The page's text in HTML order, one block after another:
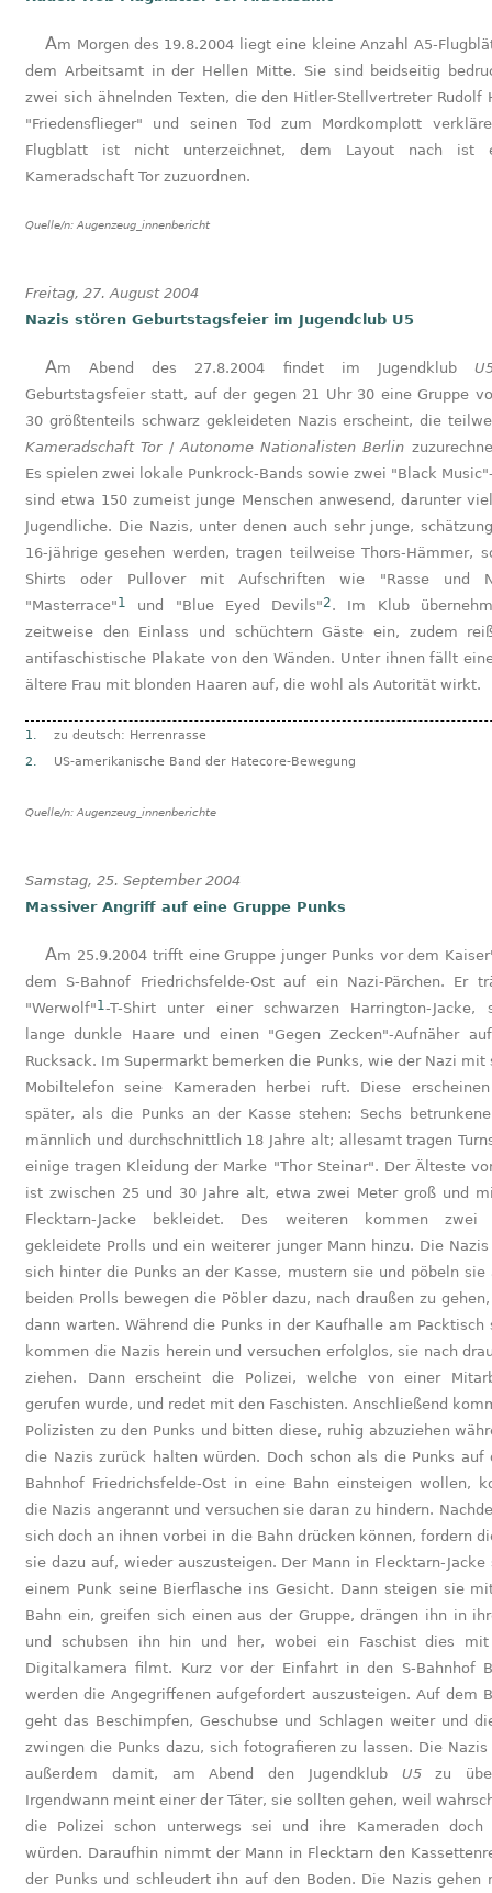
Am Morgen des 19.8.2004 liegt eine kleine Anzahl A5-Flugblätter vor
dem Arbeitsamt in der Hellen Mitte. Sie sind beidseitig
zwei sich ähnelnden Texten, die den Hitler-Stellvertreter Rudolf
"Friedensflieger" und seinen Tod zum Mordkomplott
Flugblatt ist nicht unterzeichnet, dem Layout nach ist
Kameradschaft Tor zuzuordnen.
Quelle/n: Augenzeug_innenbericht
Freitag, 27. August 2004
Nazis stören Geburtstagsfeier im Jugendclub U5
Am Abend des 27.8.2004 findet im Jugendklub
Geburtstagsfeier statt, auf der gegen 21 Uhr 30 eine Gruppe
30 größtenteils schwarz gekleideten Nazis erscheint, die
Kameradschaft Tor/Autonome Nationalisten Berlin
Es spielen zwei lokale Punkrock-Bands sowie zwei "Black Music"-
sind etwa 150 zumeist junge Menschen anwesend, darunter
Jugendliche. Die Nazis, unter denen auch sehr junge,
16-jährige gesehen werden, tragen teilweise Thors-Hämmer,
Shirts oder Pullover mit Aufschriften wie "Rasse und
"Masterrace"1 und "Blue Eyed Devils"2. Im Klub
zeitweise den Einlass und schüchtern Gäste ein, zudem
antifaschistische Plakate von den Wänden. Unter ihnen fällt
ältere Frau mit blonden Haaren auf, die wohl als Autorität wirkt.
1.
zu deutsch: Herrenrasse
2.
US-amerikanische Band der Hatecore-Bewegung
Quelle/n: Augenzeug_innenberichte
Samstag, 25. September 2004
Massiver Angriff auf eine Gruppe Punks
Am 25.9.2004 trifft eine Gruppe junger Punks vor dem Kaiser's nahe
dem S-Bahnof Friedrichsfelde-Ost auf ein Nazi-Pärchen. Er
"Werwolf"1-T-Shirt unter einer schwarzen Harrington-Jacke,
lange dunkle Haare und einen "Gegen Zecken"-Aufnäher
Rucksack. Im Supermarkt bemerken die Punks, wie der Nazi mit
Mobiltelefon seine Kameraden herbei ruft. Diese
später, als die Punks an der Kasse stehen: Sechs
männlich und durchschnittlich 18 Jahre alt; allesamt tragen
einige tragen Kleidung der Marke "Thor Steinar". Der Älteste
ist zwischen 25 und 30 Jahre alt, etwa zwei Meter groß und
Flecktarn-Jacke bekleidet. Des weiteren kommen zwei
gekleidete Prolls und ein weiterer junger Mann hinzu. Die
sich hinter die Punks an der Kasse, mustern sie und pöbeln sie
beiden Prolls bewegen die Pöbler dazu, nach draußen zu
dann warten. Während die Punks in der Kaufhalle am Packtisch
kommen die Nazis herein und versuchen erfolglos, sie nach
ziehen. Dann erscheint die Polizei, welche von einer
gerufen wurde, und redet mit den Faschisten. Anschließend
Polizisten zu den Punks und bitten diese, ruhig abzuziehen
die Nazis zurück halten würden. Doch schon als die Punks auf
Bahnhof Friedrichsfelde-Ost in eine Bahn einsteigen wollen,
die Nazis angerannt und versuchen sie daran zu hindern.
sich doch an ihnen vorbei in die Bahn drücken können, fordern
sie dazu auf, wieder auszusteigen. Der Mann in Flecktarn-Jacke
einem Punk seine Bierflasche ins Gesicht. Dann steigen sie
Bahn ein, greifen sich einen aus der Gruppe, drängen ihn in
und schubsen ihn hin und her, wobei ein Faschist dies mit
Digitalkamera filmt. Kurz vor der Einfahrt in den S-Bahnhof
werden die Angegriffenen aufgefordert auszusteigen. Auf dem
geht das Beschimpfen, Geschubse und Schlagen weiter und
zwingen die Punks dazu, sich fotografieren zu lassen. Die Nazis
außerdem damit, am Abend den Jugendklub U5zu
Irgendwann meint einer der Täter, sie sollten gehen, weil
die Polizei schon unterwegs sei und ihre Kameraden doch
würden. Daraufhin nimmt der Mann in Flecktarn den
der Punks und schleudert ihn auf den Boden. Die Nazis gehen